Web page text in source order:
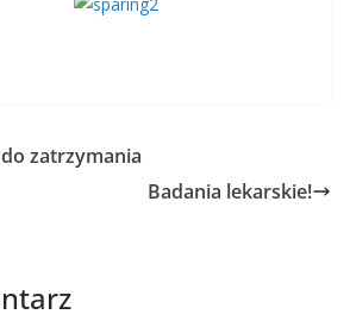
zatrzymania
Badania lekarskie!